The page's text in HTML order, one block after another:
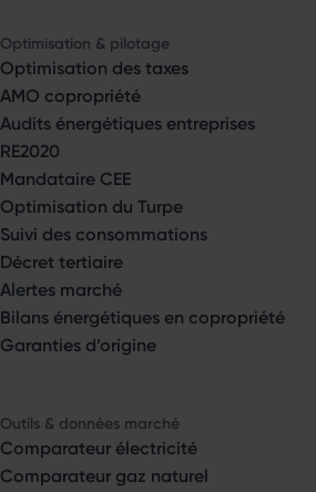
Optimisation & pilotage
Optimisation des taxes
AMO copropriété
Audits énergétiques entreprises
RE2020
Mandataire CEE
Optimisation du Turpe
Suivi des consommations
Décret tertiaire
Alertes marché
Bilans énergétiques en copropriété
Garanties d’origine
Outils & données marché
Comparateur électricité
Comparateur gaz naturel